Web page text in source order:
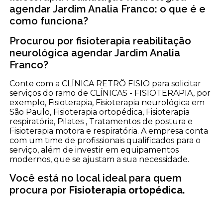
agendar Jardim Analia Franco: o que é e
como funciona?
Procurou por fisioterapia reabilitação
neurológica agendar Jardim Analia
Franco?
Conte com a CLÍNICA RETRÔ FISIO para solicitar
serviços do ramo de CLÍNICAS - FISIOTERAPIA, por
exemplo, Fisioterapia, Fisioterapia neurológica em
São Paulo, Fisioterapia ortopédica, Fisioterapia
respiratória, Pilates , Tratamentos de postura e
Fisioterapia motora e respiratória. A empresa conta
com um time de profissionais qualificados para o
serviço, além de investir em equipamentos
modernos, que se ajustam a sua necessidade.
Você está no local ideal para quem
procura por Fisioterapia ortopédica.